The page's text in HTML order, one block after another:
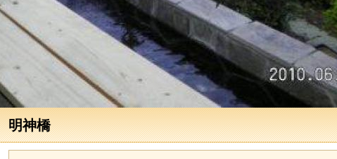
明神橋